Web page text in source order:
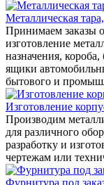
Металлическая
Принимаем заказы
изготовление
назначения,
ящики
бытового и
Изготовление
Производим
для различного
разработку и
чертежам или
Фурнитура под